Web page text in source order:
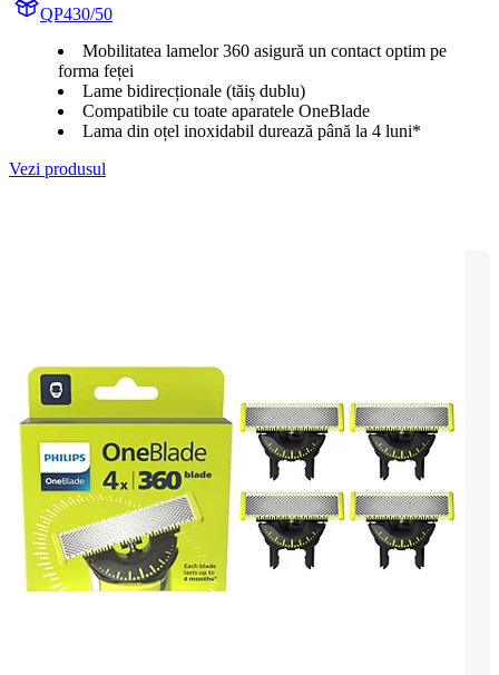
QP430/50
Mobilitatea lamelor 360 asigură un contact optim pe
forma feței
Lame bidirecționale (tăiș dublu)
Compatibile cu toate aparatele OneBlade
Lama din oțel inoxidabil durează până la 4 luni*
Vezi produsul